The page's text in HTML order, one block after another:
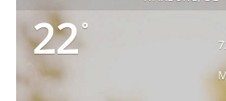
22°